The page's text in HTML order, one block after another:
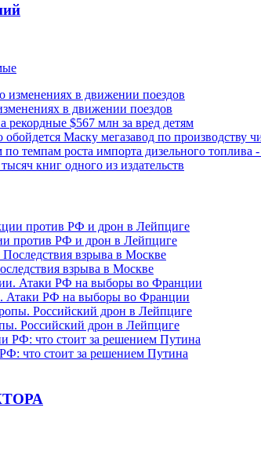
в движении поездов
рекордные $567 млн за вред детям
обойдется Маску мегазавод по производству
темпам роста импорта дизельного топлива
книг одного из издательств
против РФ и дрон в Лейпциге
взрыва в Москве
Атаки РФ на выборы во Франции
Российский дрон в Лейпциге
что стоит за решением Путина